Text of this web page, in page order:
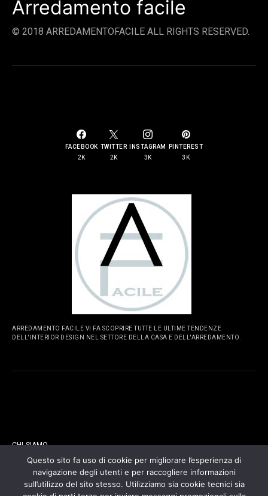
Arredamento facile
© 2018 ARREDAMENTOFACILE ALL RIGHTS RESERVED.
FACEBOOK
2K
TWITTER
2K
INSTAGRAM
3K
PINTEREST
3K
ARREDAMENTO FACILE VI FA SCOPRIRE TUTTE LE ULTIME TENDENZE
DELL'INTERIOR DESIGN NEL SETTORE DELLA CASA E DELL'ARREDAMENTO.
CHI SIAMO
CONTATTI
Questo sito fa uso di cookie per migliorare l’esperienza di
navigazione degli utenti e per raccogliere informazioni
sull’utilizzo del sito stesso. Utilizziamo sia cookie tecnici sia